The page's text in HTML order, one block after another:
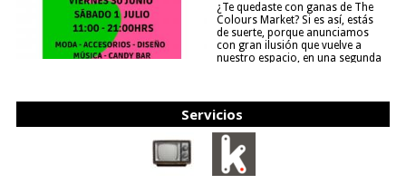
¿Te quedaste con ganas de The
Colours Market? Si es así, estás
de suerte, porque anunciamos
con gran ilusión que vuelve a
nuestro espacio, en una segunda
Servicios